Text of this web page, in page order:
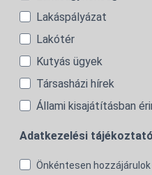
Lakáspályázat
Lakótér
Kutyás ügyek
Társasházi hírek
Állami kisajátításban
Adatkezelési tájékoztató
Önkéntesen